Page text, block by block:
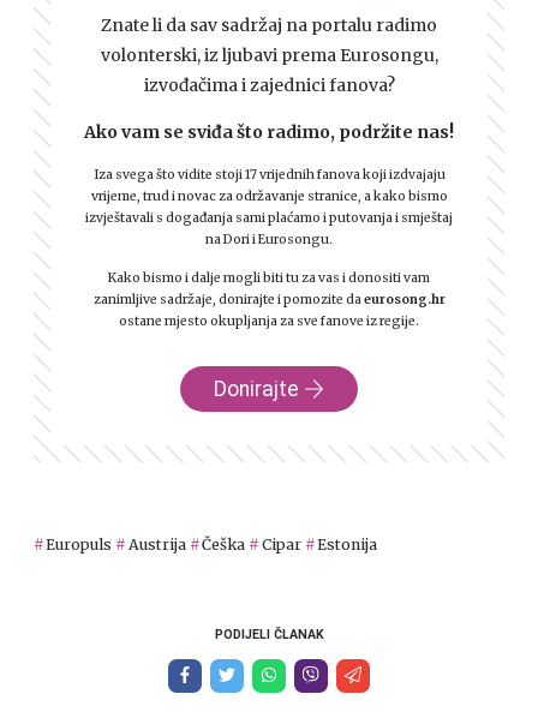
Znate li da sav sadržaj na portalu radimo
volonterski, iz ljubavi prema Eurosongu,
izvođačima i zajednici fanova?
Ako vam se sviđa što radimo, podržite nas!
Iza svega što vidite stoji 17 vrijednih fanova koji izdvajaju
vrijeme, trud i novac za održavanje stranice, a kako bismo
izvještavali s događanja sami plaćamo i putovanja i smještaj
na Dori i Eurosongu.
Kako bismo i dalje mogli biti tu za vas i donositi vam
zanimljive sadržaje, donirajte i pomozite daeurosong.hr
ostane mjesto okupljanja za sve fanove iz regije.
Donirajte
Europuls Austrija Češka Cipar Estonija
PODIJELI ČLANAK